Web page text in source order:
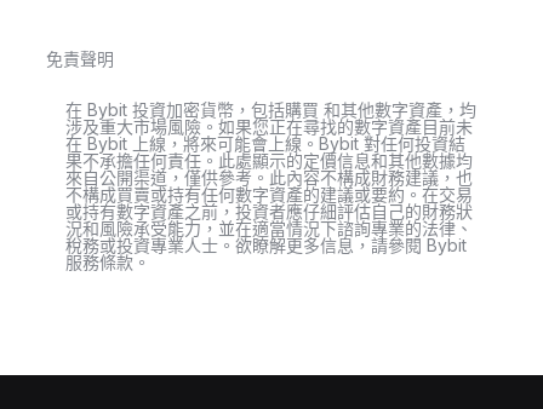
免責聲明
在 Bybit 投資加密貨幣，包括購買 和其他數字資產，均
涉及重大市場風險。如果您正在尋找的數字資產目前未
在 Bybit 上線，將來可能會上線。Bybit 對任何投資結
果不承擔任何責任。此處顯示的定價信息和其他數據均
來自公開渠道，僅供參考。此內容不構成財務建議，也
不構成買賣或持有任何數字資產的建議或要約。在交易
或持有數字資產之前，投資者應仔細評估自己的財務狀
況和風險承受能力，並在適當情況下諮詢專業的法律、
稅務或投資專業人士。欲瞭解更多信息，請參閱 Bybit
服務條款。